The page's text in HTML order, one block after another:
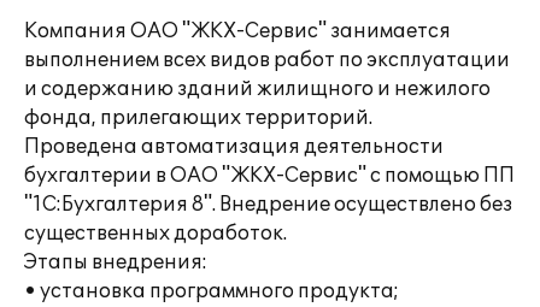
Компания ОАО "ЖКХ-Сервис" занимается
выполнением всех видов работ по эксплуатации
и содержанию зданий жилищного и нежилого
фонда, прилегающих территорий.
Проведена автоматизация деятельности
бухгалтерии в ОАО "ЖКХ-Сервис" с помощью ПП
"1С:Бухгалтерия 8". Внедрение осуществлено без
существенных доработок.
Этапы внедрения:
• установка программного продукта;